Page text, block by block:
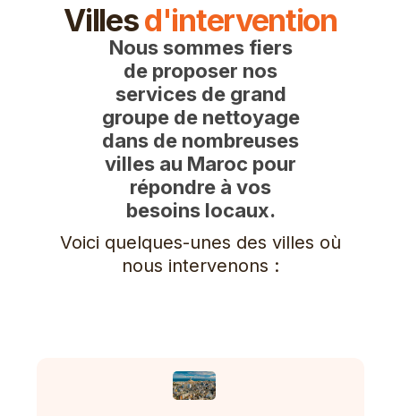
Villesd'intervention
Nous sommes fiers
de proposer nos
services de grand
groupe de nettoyage
dans de nombreuses
villes au Maroc pour
répondre à vos
besoins locaux.
Voici quelques-unes des villes où
nous intervenons :